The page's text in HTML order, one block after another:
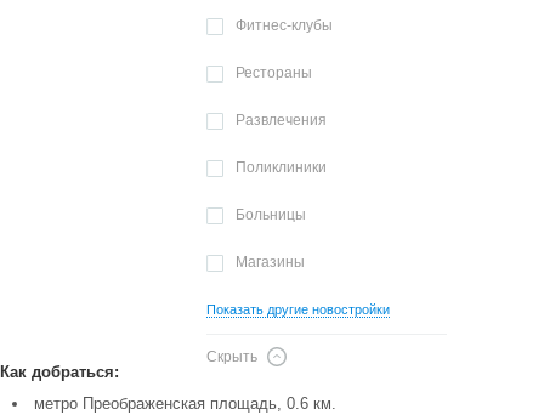
Фитнес-клубы
Рестораны
Развлечения
Поликлиники
Больницы
Магазины
Показать другие новостройки
Скрыть
Как добраться:
метро Преображенская площадь, 0.6 км.